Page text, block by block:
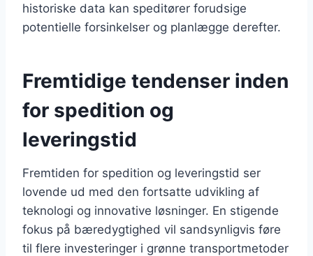
historiske data kan speditører forudsige
potentielle forsinkelser og planlægge derefter.
Fremtidige tendenser inden
for spedition og
leveringstid
Fremtiden for spedition og leveringstid ser
lovende ud med den fortsatte udvikling af
teknologi og innovative løsninger. En stigende
fokus på bæredygtighed vil sandsynligvis føre
til flere investeringer i grønne transportmetoder